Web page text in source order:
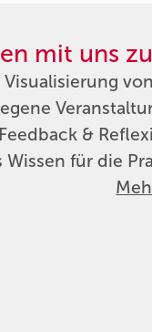
mit uns
&
Wissen für die